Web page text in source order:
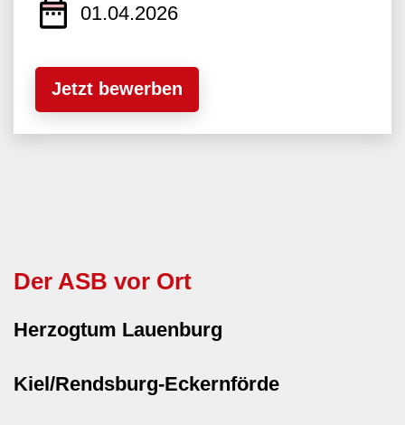
01.04.2026
Jetzt bewerben
Der ASB vor Ort
Herzogtum Lauenburg
Kiel/Rendsburg-Eckernförde